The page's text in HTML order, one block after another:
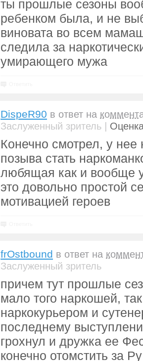
ты прошлые сезоны
ребенком была, и не
виновата во всем
следила за
умирающего мужа
DispeR90 в ответ на
Заслуженный зритель |
Конечно смотрел, у
позыва стать
любящая как и вообще
это довольно простой
мотивацией героев
frOstbound в ответ на
Заслуженный зритель
причем тут прошлые
мало того наркошей,
наркокурьером и
последнему
грохнул и дружка ее
конечно отомстить за